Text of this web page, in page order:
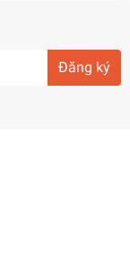
Đăng ký